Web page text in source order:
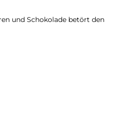
und Schokolade betört den